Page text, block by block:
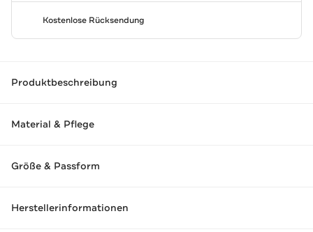
Kostenlose Rücksendung
Produktbeschreibung
Material & Pflege
Größe & Passform
Herstellerinformationen